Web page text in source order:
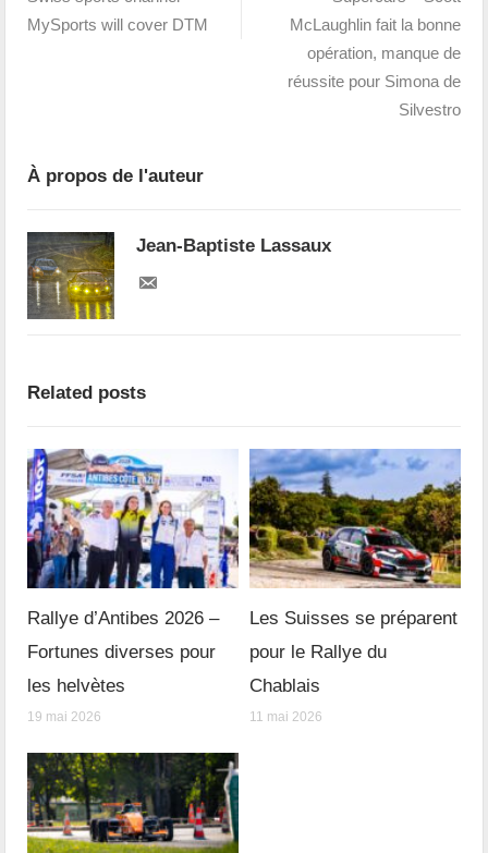
MySports will cover DTM
McLaughlin fait la bonne
opération, manque de
réussite pour Simona de
Silvestro
À propos de l'auteur
Jean-Baptiste Lassaux
Related posts
Rallye d’Antibes 2026 –
Fortunes diverses pour
les helvètes
19 mai 2026
Les Suisses se préparent
pour le Rallye du
Chablais
11 mai 2026